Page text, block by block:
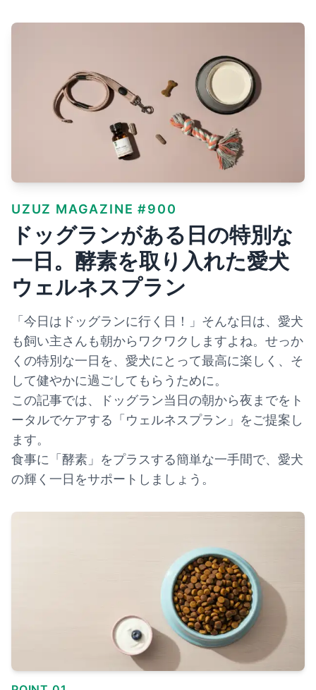
UZUZ MAGAZINE #900
ドッグランがある日の特別な
一日。酵素を取り入れた愛犬
ウェルネスプラン
「今日はドッグランに行く日！」そんな日は、愛犬
も飼い主さんも朝からワクワクしますよね。せっか
くの特別な一日を、愛犬にとって最高に楽しく、そ
して健やかに過ごしてもらうために。
この記事では、ドッグラン当日の朝から夜までをト
ータルでケアする「ウェルネスプラン」をご提案し
ます。
食事に「酵素」をプラスする簡単な一手間で、愛犬
の輝く一日をサポートしましょう。